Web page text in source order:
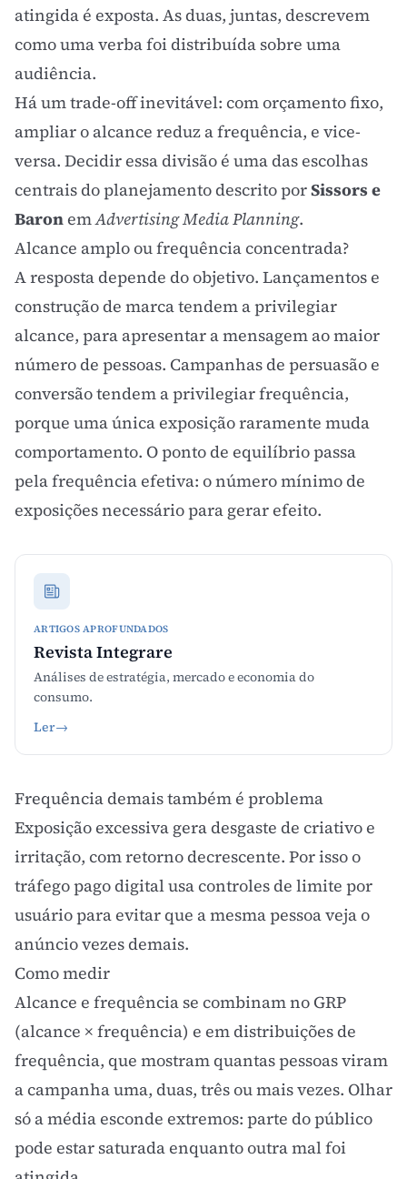
atingida é exposta. As duas, juntas, descrevem
como uma verba foi distribuída sobre uma
audiência.
Há um trade-off inevitável: com orçamento fixo,
ampliar o alcance reduz a frequência, e vice-
versa. Decidir essa divisão é uma das escolhas
centrais do planejamento descrito porSissors e
BaronemAdvertising Media Planning.
Alcance amplo ou frequência concentrada?
A resposta depende do objetivo. Lançamentos e
construção de marca tendem a privilegiar
alcance, para apresentar a mensagem ao maior
número de pessoas. Campanhas de persuasão e
conversão tendem a privilegiar frequência,
porque uma única exposição raramente muda
comportamento. O ponto de equilíbrio passa
pelafrequência efetiva: o número mínimo de
exposições necessário para gerar efeito.
ARTIGOS APROFUNDADOS
Revista Integrare
Análises de estratégia, mercado e economia do
consumo.
Ler→
Frequência demais também é problema
Exposição excessiva geradesgaste de criativoe
irritação, com retorno decrescente. Por isso o
tráfego pagodigital usa controles de limite por
usuário para evitar que a mesma pessoa veja o
anúncio vezes demais.
Como medir
Alcance e frequência se combinam no GRP
(alcance × frequência) e em distribuições de
frequência, que mostram quantas pessoas viram
a campanha uma, duas, três ou mais vezes. Olhar
só a média esconde extremos: parte do público
pode estar saturada enquanto outra mal foi